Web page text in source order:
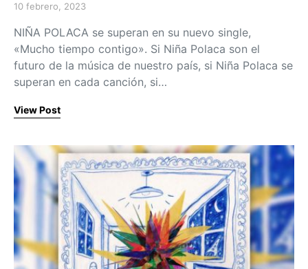
Posted on
10 febrero, 2023
NIÑA POLACA se superan en su nuevo single,
«Mucho tiempo contigo». Si Niña Polaca son el
futuro de la música de nuestro país, si Niña Polaca se
superan en cada canción, si…
View Post